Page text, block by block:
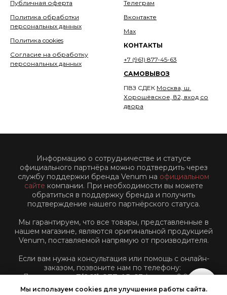
Публичная оферта
Политика обработки
персональных данных
Политика cookies
Согласие на обработку
персональных данных
Телеграм
Вконтакте
Мах
КОНТАКТЫ
+7 (961) 877-45-63
САМОВЫВОЗ
ПВЗ СДЕК Москва, ш.
Хорошёвское, 82, вход со
двора
Информацию о сотрудничестве и статусе
официального партнёра можно подтвердить через
службу поддержки бренда Venum на официальном
сайте компании. При необходимости вы можете
обратиться в поддержку бренда и получить
подтверждение нашего партнёрского статуса.
Мы гарантируем, что все товары, представленные в
нашем магазине, являются оригинальной продукцией
Venum, поставляемой напрямую от производителя.
Если вам нужна консультация или помощь с онлайн-
заказом, позвоните нам по телефону:
Для звонков:+7(961)-877-45-63(пн-пт: с 9:00 до
18:00 по Московскому времени)
Мы используем cookies для улучшения работы сайта.